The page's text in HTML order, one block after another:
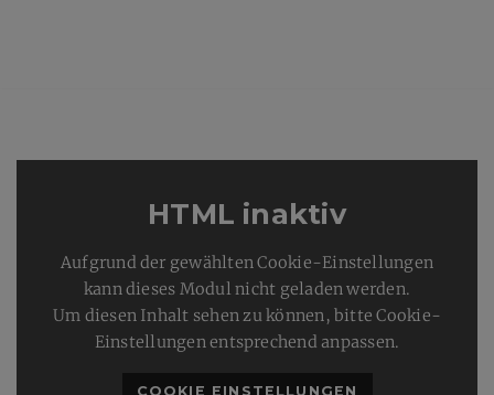
HTML inaktiv
Aufgrund der gewählten Cookie-Einstellungen
kann dieses Modul nicht geladen werden.
Um diesen Inhalt sehen zu können, bitte Cookie-
Einstellungen entsprechend anpassen.
COOKIE EINSTELLUNGEN